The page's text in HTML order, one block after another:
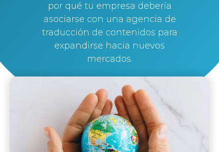
por qué tu empresa debería
asociarse con una agencia de
traducción de contenidos para
expandirse hacia nuevos
mercados.
Silvi Nunez